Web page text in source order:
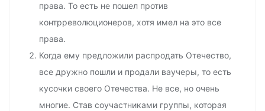
права. То есть не пошел против
контрреволюционеров, хотя имел на это все
права.
Когда ему предложили распродать Отечество,
все дружно пошли и продали ваучеры, то есть
кусочки своего Отечества. Не все, но очень
многие. Став соучастниками группы, которая